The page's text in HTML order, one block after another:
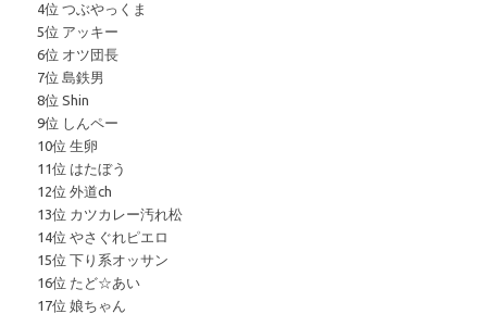
4位 つぶやっくま
5位 アッキー
6位 オツ団長
7位 島鉄男
8位 Shin
9位 しんペー
10位 生卵
11位 はたぼう
12位 外道ch
13位 カツカレー汚れ松
14位 やさぐれピエロ
15位 下り系オッサン
16位 たど☆あい
17位 娘ちゃん